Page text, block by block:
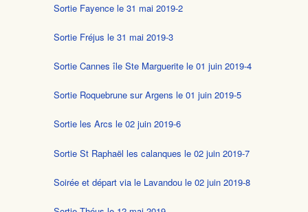
Sortie Fayence le 31 mai 2019-2
Sortie Fréjus le 31 mai 2019-3
Sortie Cannes île Ste Marguerite le 01 juin 2019-4
Sortie Roquebrune sur Argens le 01 juin 2019-5
Sortie les Arcs le 02 juin 2019-6
Sortie St Raphaël les calanques le 02 juin 2019-7
Soirée et départ via le Lavandou le 02 juin 2019-8